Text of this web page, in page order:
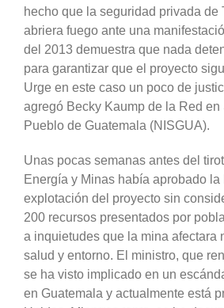
hecho que la seguridad privada de
abriera fuego ante una
del 2013 demuestra que nada
para garantizar que el proyecto
Urge en este caso un poco de
agregó Becky Kaump de la Red en
Pueblo de Guatemala (NISGUA).
Unas pocas semanas antes del
Energía y Minas había aprobado la
explotación del proyecto sin
200 recursos presentados por
a inquietudes que la mina afectara
salud y entorno. El ministro, que
se ha visto implicado en un
en Guatemala y actualmente está